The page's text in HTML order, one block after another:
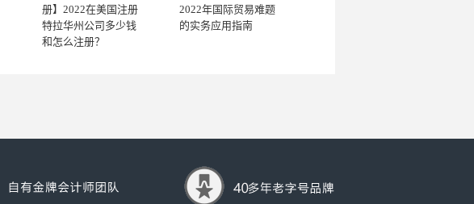
册】2022在美国注册
特拉华州公司多少钱
和怎么注册？
2022年国际贸易难题
的实务应用指南